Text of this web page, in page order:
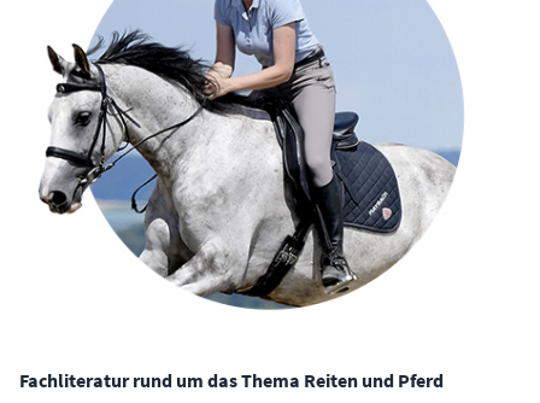
Fachliteratur rund um das Thema Reiten und Pferd